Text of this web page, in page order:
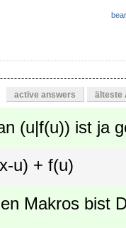
active answers älteste
(u|f(u)) ist ja
u) + f(u)
Makros bist